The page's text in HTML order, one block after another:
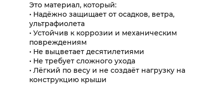
Это материал, который:
• Надёжно защищает от осадков, ветра,
ультрафиолета
• Устойчив к коррозии и механическим
повреждениям
• Не выцветает десятилетиями
• Не требует сложного ухода
• Лёгкий по весу и не создаёт нагрузку на
конструкцию крыши